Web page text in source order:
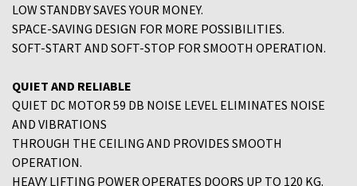
LOW STANDBY SAVES YOUR MONEY.
SPACE-SAVING DESIGN FOR MORE POSSIBILITIES.
SOFT-START AND SOFT-STOP FOR SMOOTH OPERATION.
QUIET AND RELIABLE
QUIET DC MOTOR 59 DB NOISE LEVEL ELIMINATES NOISE
AND VIBRATIONS
THROUGH THE CEILING AND PROVIDES SMOOTH
OPERATION.
HEAVY LIFTING POWER OPERATES DOORS UP TO 120 KG.